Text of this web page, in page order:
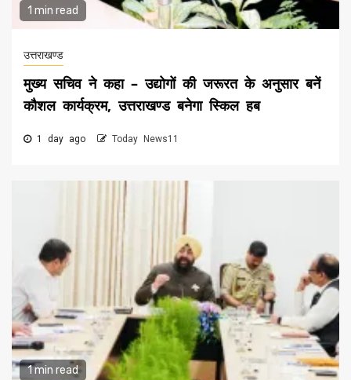
1 min read
उत्तराखण्ड
मुख्य सचिव ने कहा – उद्योगों की जरूरत के अनुसार बनें
कौशल कार्यक्रम, उत्तराखण्ड बनेगा स्किल हब
1 day ago Today News11
1 min read